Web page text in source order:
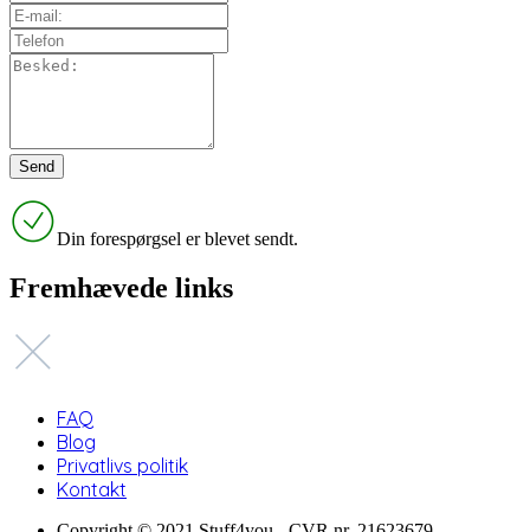
Din forespørgsel er blevet sendt.
Fremhævede links
FAQ
Blog
Privatlivs politik
Kontakt